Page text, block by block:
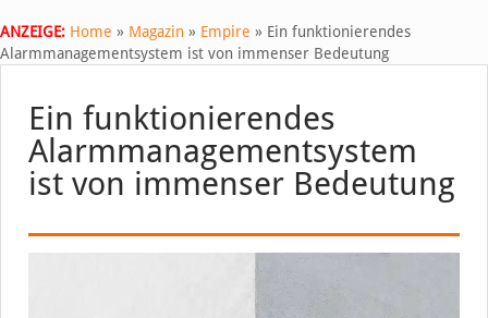
ANZEIGE: Home » Magazin » Empire » Ein funktionierendes
Alarmmanagementsystem ist von immenser Bedeutung
Ein funktionierendes
Alarmmanagementsystem
ist von immenser Bedeutung